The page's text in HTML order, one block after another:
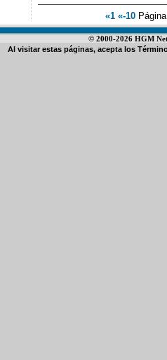
«1 «-10
© 2000-2026 HGM
Al visitar estas páginas, acepta los